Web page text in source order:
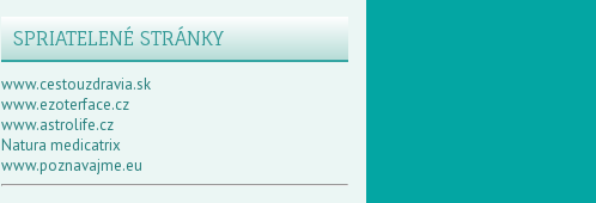
SPRIATELENÉ STRÁNKY
www.cestouzdravia.sk
www.ezoterface.cz
www.astrolife.cz
Natura medicatrix
www.poznavajme.eu